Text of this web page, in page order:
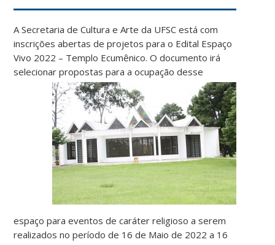
A Secretaria de Cultura e Arte da UFSC está com
inscrições abertas de projetos para o Edital Espaço
Vivo 2022 – Templo Ecumênico. O documento irá
selecionar propostas para a ocupação desse
espaço para eventos de caráter religioso a serem
realizados no período de 16 de Maio de 2022 a 16